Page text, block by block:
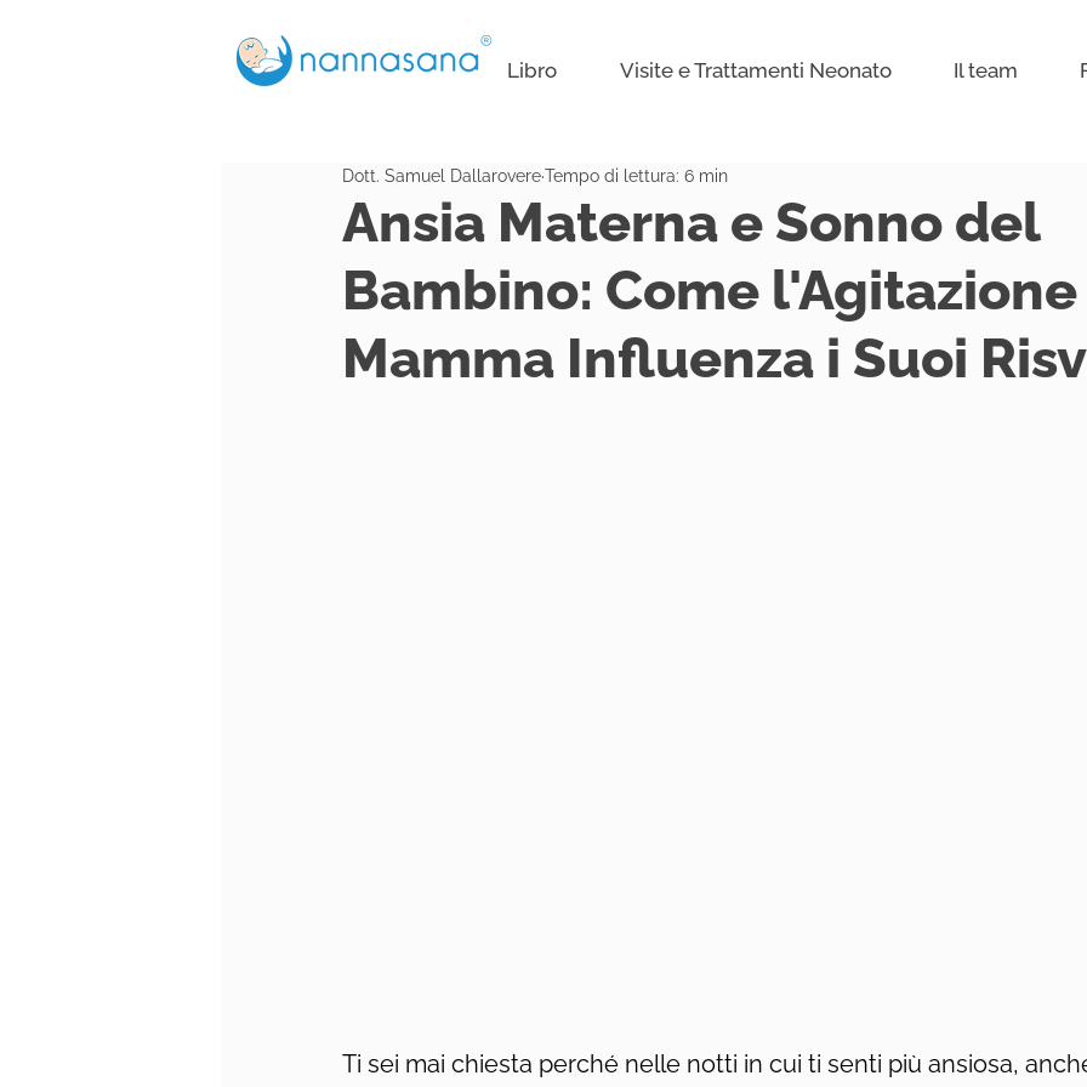
Libro Visite e Trattamenti Neonato Il team
Ansia Materna e Sonno del
Bambino: Come
Mamma Influenza i Suoi
Dott. Samuel DallarovereTempo di lettura: 6 min
Ti sei mai chiesta perché nelle notti in cui ti senti più ansiosa,